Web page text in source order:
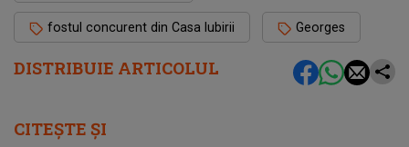
DISTRIBUIE ARTICOLUL
fostul concurent din Casa Iubirii Georges
CITEȘTE ȘI